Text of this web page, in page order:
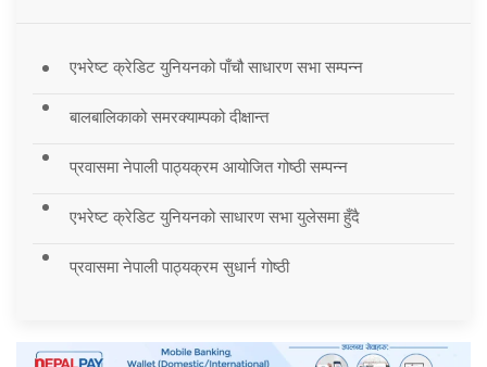
एभरेष्ट क्रेडिट युनियनको पाँचौ साधारण सभा सम्पन्न
बालबालिकाको समरक्याम्पको दीक्षान्त
प्रवासमा नेपाली पाठ्यक्रम आयोजित गोष्ठी सम्पन्न
एभरेष्ट क्रेडिट युनियनको साधारण सभा युलेसमा हुँदै
प्रवासमा नेपाली पाठ्यक्रम सुधार्न गोष्ठी